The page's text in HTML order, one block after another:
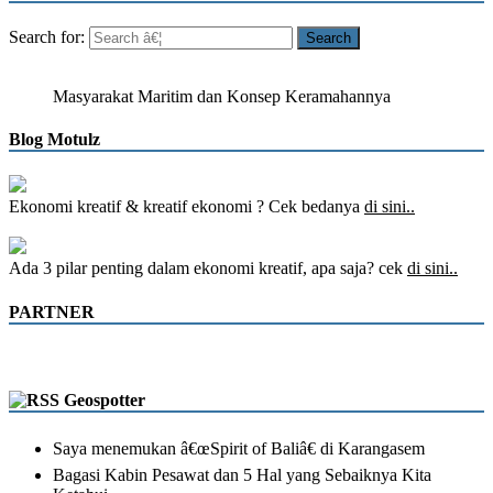
Search for:
Masyarakat Maritim dan Konsep Keramahannya
Blog Motulz
Ekonomi kreatif & kreatif ekonomi ? Cek bedanya di sini..
Ada 3 pilar penting dalam ekonomi kreatif, apa saja? cek di sini..
PARTNER
Geospotter
Saya menemukan â€œSpirit of Baliâ€ di Karangasem
Bagasi Kabin Pesawat dan 5 Hal yang Sebaiknya Kita